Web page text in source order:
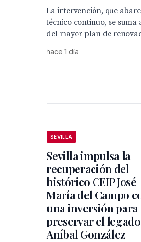
La intervención, que
técnico continuo, se suma
del mayor plan de
hace 1 día
SEVILLA
Sevilla impulsa la
recuperación del
histórico CEIP José
María del Campo
una inversión para
preservar el
Aníbal González